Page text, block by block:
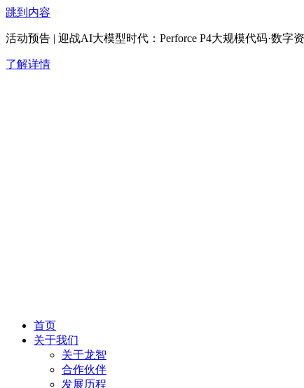
跳到内容
活动预告 | 迎战AI大模型时代：Perforce P4大规模代码·数字
了解详情
首页
关于我们
关于龙智
合作伙伴
发展历程